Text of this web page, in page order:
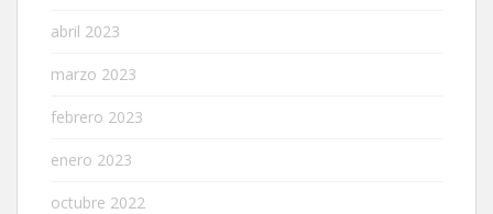
abril 2023
marzo 2023
febrero 2023
enero 2023
octubre 2022